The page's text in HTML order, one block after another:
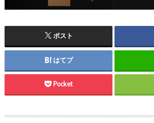
ポスト
はてブ
Pocket